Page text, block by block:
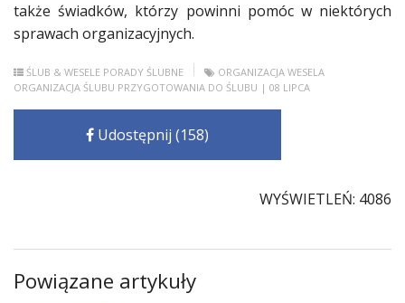
także świadków, którzy powinni pomóc w niektórych
sprawach organizacyjnych.
ŚLUB & WESELE PORADY ŚLUBNE
ORGANIZACJA WESELA
ORGANIZACJA ŚLUBU PRZYGOTOWANIA DO ŚLUBU | 08 LIPCA
Udostępnij (158)
WYŚWIETLEŃ: 4086
Powiązane artykuły